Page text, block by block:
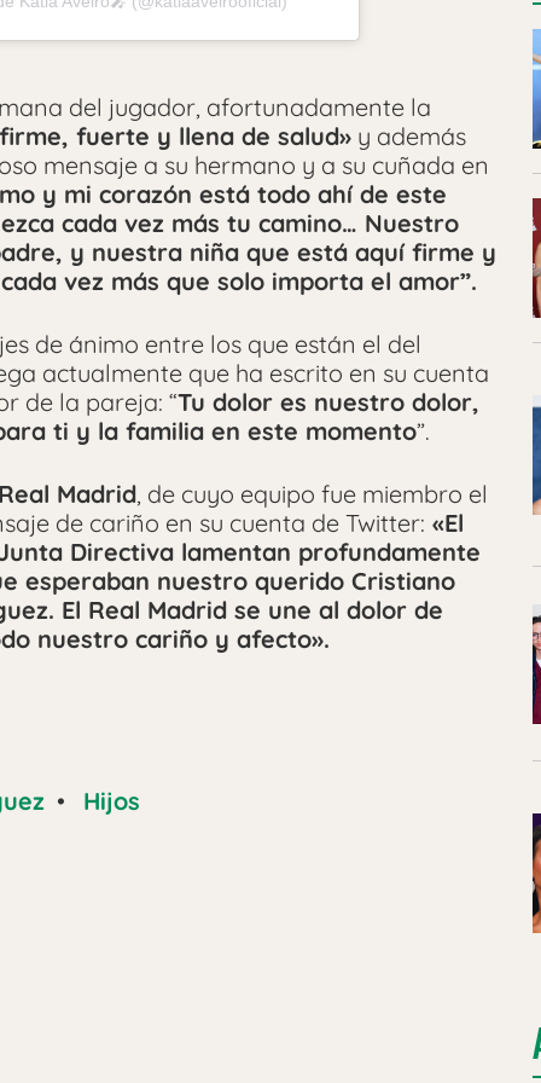
del jugador, afortunadamente la
fuerte y llena de salud» y además
mensaje a su hermano y a su cuñada en
y mi corazón está todo ahí de este
cada vez más tu camino… Nuestro
y nuestra niña que está aquí firme y
vez más que solo importa el amor”.
de ánimo entre los que están el del
actualmente que ha escrito en su cuenta
de la pareja: “Tu dolor es nuestro dolor,
ti y la familia en este momento”.
Madrid, de cuyo equipo fue miembro el
de cariño en su cuenta de Twitter: «El
Directiva lamentan profundamente
esperaban nuestro querido Cristiano
El Real Madrid se une al dolor de
nuestro cariño y afecto».
• Hijos